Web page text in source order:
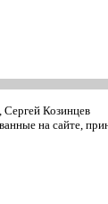
Козинцев
на сайте,